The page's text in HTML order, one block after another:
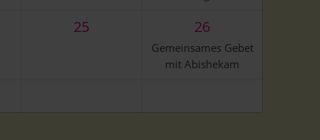
25 26
Gemeinsames Gebet
mit Abishekam